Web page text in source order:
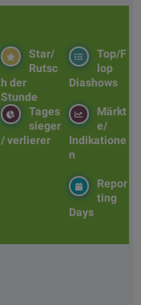
Top/F
lop
Diashows
Star/
Rutsc
h der
Stunde
Märkt
e/
Indikatione
n
Tages
sieger
/ verlierer
Repor
ting
Days